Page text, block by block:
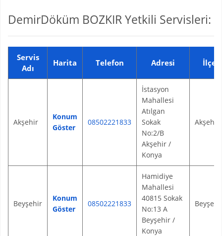
DemirDöküm BOZKIR Yetkili Servisleri:
Servis
Adı
Harita Telefon Adresi İlçe
Akşehir
Konum
Göster
08502221833
İstasyon
Mahallesi
Atılgan
Sokak
No:2/B
Akşehir /
Konya
Akşehir
Beyşehir
Konum
Göster
08502221833
Hamidiye
Mahallesi
40815 Sokak
No:13 A
Beyşehir /
Konya